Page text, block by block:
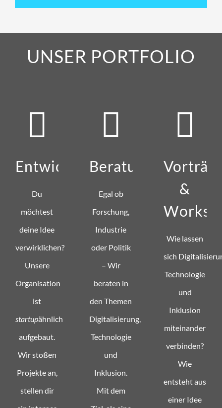
UNSER PORTFOLIO
Entwicklung
Du
möchtest
deine Idee
verwirklichen?
Unsere
Organisation
ist
startupähnlich
aufgebaut.
Wir stoßen
Projekte an,
stellen dir
Beratung
Egal ob
Forschung,
Industrie
oder Politik
– Wir
beraten in
den Themen
Digitalisierung,
Technologie
und
Inklusion.
Mit dem
&
Wie lassen
sich
Technologie
und
Inklusion
miteinander
verbinden?
Wie
entsteht aus
einer Idee